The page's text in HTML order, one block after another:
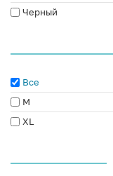
Черный
Все
M
XL